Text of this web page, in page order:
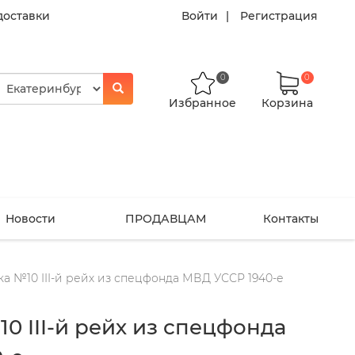
Войти Регистрация
Избранное
0
Корзина
0
Новости ПРОДАВЦАМ Контакты
№10 III-й рейх из спецфонда МВД УССР 1940-е
III-й рейх из спецфонда